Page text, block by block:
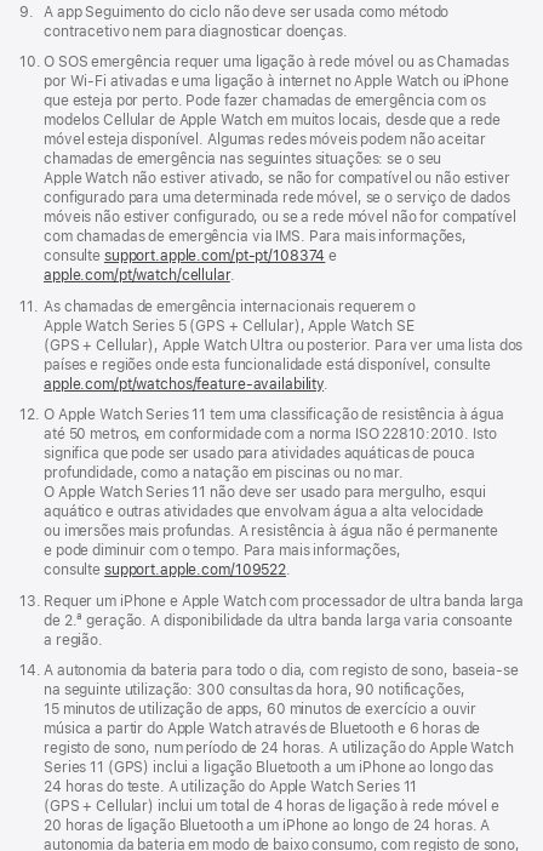
Nota
9.
A app Seguimento do ciclo não deve ser usada como método
contracetivo nem para diagnosticar doenças.
Nota
rodapé
10. O SOS emergência requer uma ligação à rede móvel ou as Chamadas
por Wi‑Fi ativadas e uma ligação à internet no Apple Watch ou iPhone
que esteja por perto. Pode fazer chamadas de emergência com os
modelos Cellular de Apple Watch em muitos locais, desde que a rede
móvel esteja disponível. Algumas redes móveis podem não aceitar
chamadas de emergência nas seguintes situações: se o seu
Apple Watch não estiver ativado, se não for compatível ou não estiver
configurado para uma determinada rede móvel, se o serviço de dados
móveis não estiver configurado, ou se a rede móvel não for compatível
com chamadas de emergência via IMS. Para mais informações,
consulte support.apple.com/pt-pt/108374 (abre
janela)
e
apple.com/pt/watch/cellular.
Nota
rodapé
11.
As chamadas de emergência internacionais requerem o
Apple Watch Series 5 (GPS + Cellular), Apple Watch SE
(GPS + Cellular), Apple Watch Ultra ou posterior. Para ver uma lista dos
países e regiões onde esta funcionalidade está disponível, consulte
apple.com/pt/watchos/feature-availability
Nota
rodapé
12. O Apple Watch Series 11 tem uma classificação de resistência à água
até 50 metros, em conformidade com a norma ISO 22810:2010. Isto
significa que pode ser usado para atividades aquáticas de pouca
profundidade, como a natação em piscinas ou no mar.
O Apple Watch Series 11 não deve ser usado para mergulho, esqui
aquático e outras atividades que envolvam água a alta velocidade
ou imersões mais profundas. A resistência à água não é permanente
e pode diminuir com o tempo. Para mais informações,
consulte support.apple.com/109522.
Nota
rodapé
13. Requer um iPhone e Apple Watch com processador de ultra banda larga
de 2.ª geração. A disponibilidade da ultra banda larga varia consoante
a região.
Nota
rodapé
14. A autonomia da bateria para todo o dia, com registo de sono, baseia‑se
na seguinte utilização: 300 consultas da hora, 90 notificações,
15 minutos de utilização de apps, 60 minutos de exercício a ouvir
música a partir do Apple Watch através de Bluetooth e 6 horas de
registo de sono, num período de 24 horas. A utilização do Apple Watch
Series 11 (GPS) inclui a ligação Bluetooth a um iPhone ao longo das
24 horas do teste. A utilização do Apple Watch Series 11
(GPS + Cellular) inclui um total de 4 horas de ligação à rede móvel e
20 horas de ligação Bluetooth a um iPhone ao longo de 24 horas. A
autonomia da bateria em modo de baixo consumo, com registo de sono,